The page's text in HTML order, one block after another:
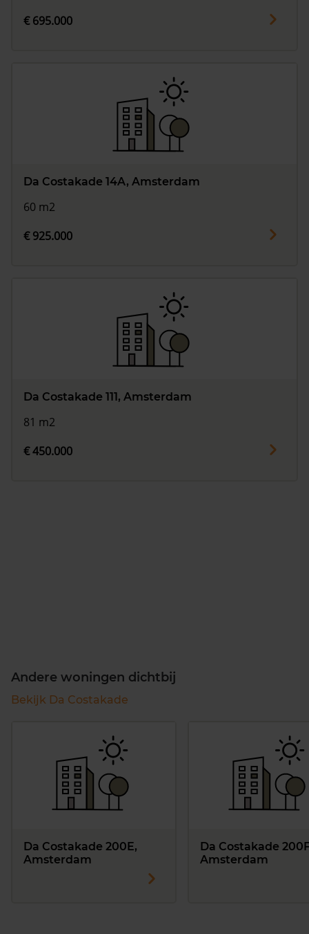
€ 695.000
Da Costakade 14A, Amsterdam
60 m2
€ 925.000
Da Costakade 111, Amsterdam
81 m2
€ 450.000
Andere woningen dichtbij
Bekijk Da Costakade
Da Costakade 200E,
Amsterdam
Da Costakade
Amsterdam